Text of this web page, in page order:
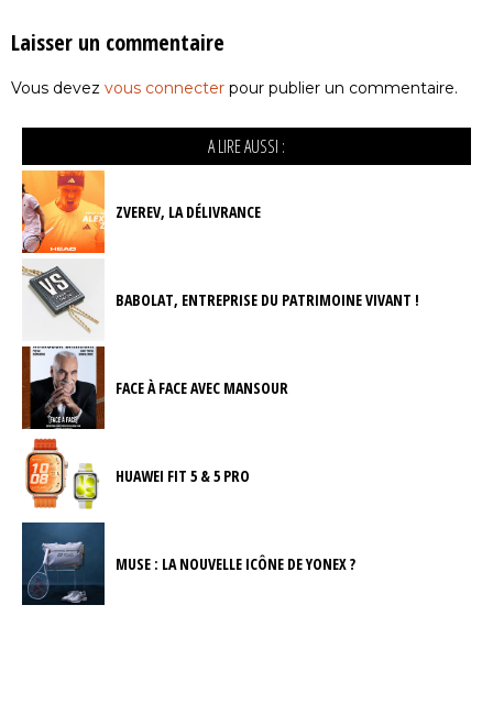
Laisser un commentaire
Vous devez vous connecter pour publier un commentaire.
A LIRE AUSSI :
ZVEREV, LA DÉLIVRANCE
BABOLAT, ENTREPRISE DU PATRIMOINE VIVANT !
FACE À FACE AVEC MANSOUR
HUAWEI FIT 5 & 5 PRO
MUSE : LA NOUVELLE ICÔNE DE YONEX ?